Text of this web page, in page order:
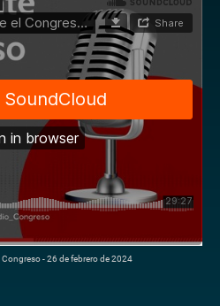
- 26 de febrero de 2024